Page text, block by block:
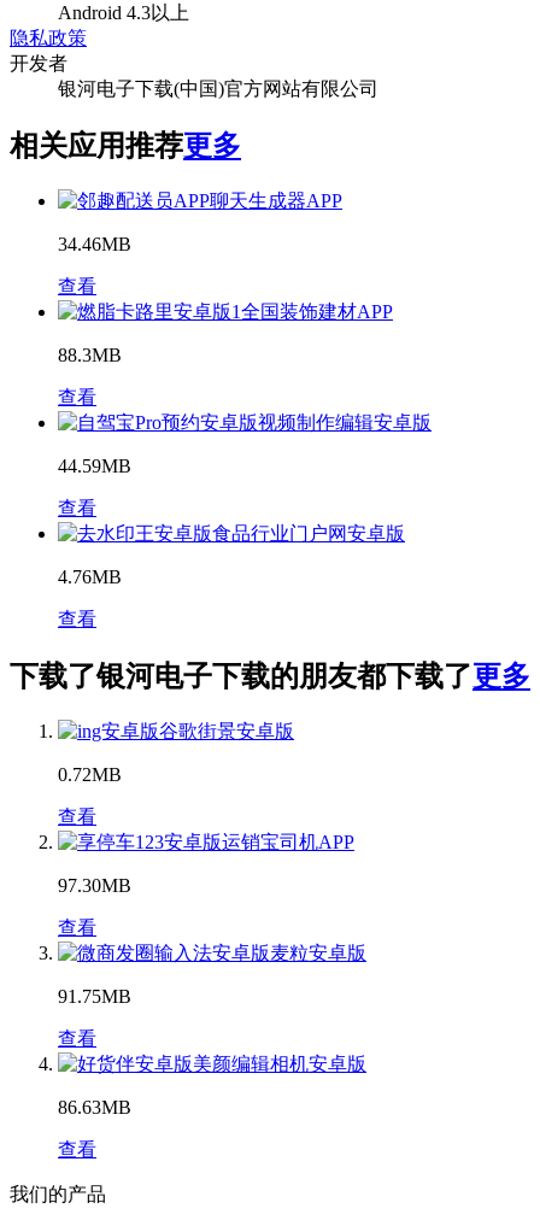
Android 4.3以上
隐私政策
开发者
银河电子下载(中国)官方网站有限公司
相关应用推荐更多
聊天生成器APP
34.46MB
查看
1全国装饰建材APP
88.3MB
查看
视频制作编辑安卓版
44.59MB
查看
食品行业门户网安卓版
4.76MB
查看
下载了银河电子下载的朋友都下载了更多
谷歌街景安卓版
0.72MB
查看
运销宝司机APP
97.30MB
查看
麦粒安卓版
91.75MB
查看
美颜编辑相机安卓版
86.63MB
查看
我们的产品